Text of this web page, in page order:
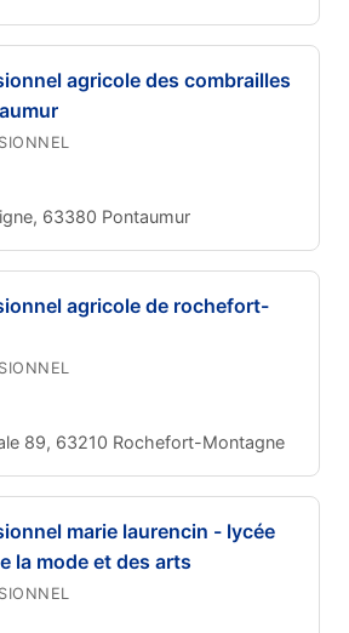
agricole des combrailles
63380 Pontaumur
agricole de rochefort-
89, 63210 Rochefort-Montagne
marie laurencin - lycée
la mode et des arts